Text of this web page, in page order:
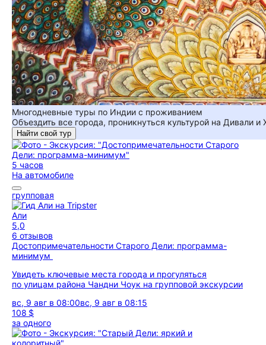
Многодневные туры по Индии с проживанием
Объездить все города, проникнуться культурой на Дивали
Найти свой тур
5 часов
На автомобиле
групповая
Али
5,0
6 отзывов
Достопримечательности Старого Дели: программа-
минимум
Увидеть ключевые места города и прогуляться
по улицам района Чандни Чоук на групповой экскурсии
вс, 9 авг в 08:00вс, 9 авг в 08:15
108 $
за одного